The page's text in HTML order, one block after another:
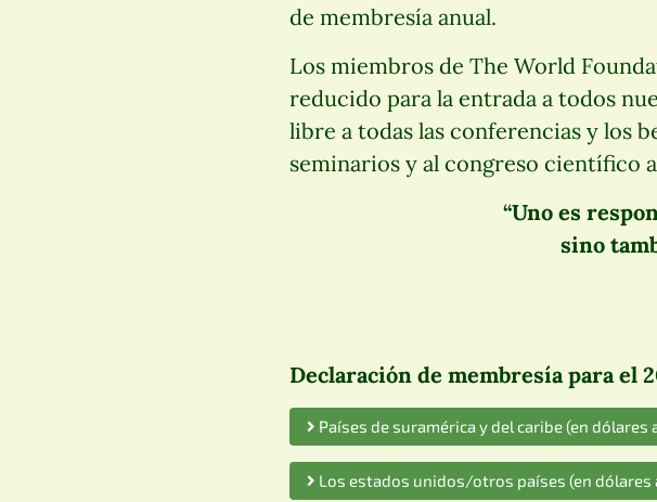
de membresía anual.
Los miembros de The World
reducido para la entrada a todos
libre a todas las conferencias y los
seminarios y al congreso científico
“Uno es
sino
Declaración de membresía para el
Países de suramérica y del caribe (en dólares
Los estados unidos/otros países (en dólares